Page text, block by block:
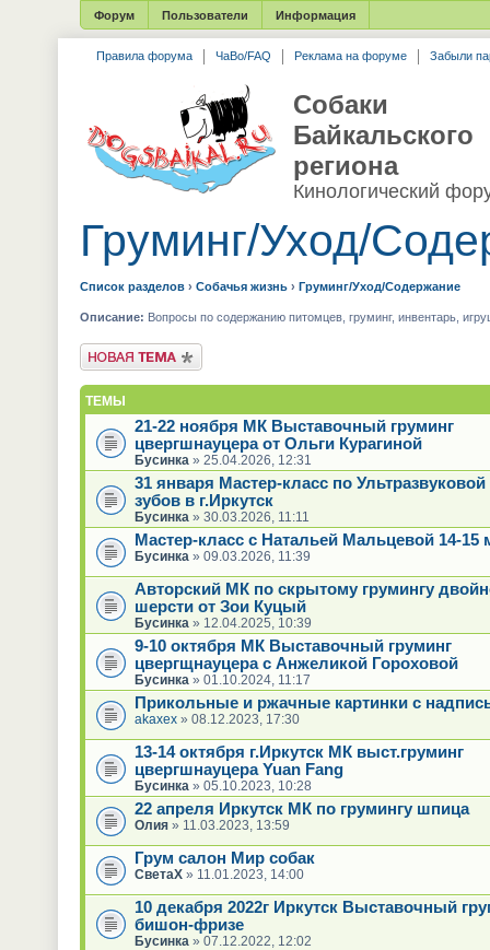
Форум Пользователи Информация
Правила форума ЧаВо/FAQ Реклама на форуме Забыли
Собаки
Байкальского
региона
Кинологический
Груминг/Уход/
Список разделов › Собачья жизнь › Груминг/Уход/Содержание
Описание: Вопросы по содержанию питомцев, груминг, инвентарь,
Новая тема
ТЕМЫ
21-22 ноября МК Выставочный груминг
цвергшнауцера от Ольги Курагиной
Бусинка » 25.04.2026, 12:31
31 января Мастер-класс по Ультразвуковой
зубов в г.Иркутск
Бусинка » 30.03.2026, 11:11
Мастер-класс с Натальей Мальцевой 14-15
Бусинка » 09.03.2026, 11:39
Авторский МК по скрытому грумингу
шерсти от Зои Куцый
Бусинка » 12.04.2025, 10:39
9-10 октября МК Выставочный груминг
цвергщнауцера с Анжеликой Гороховой
Бусинка » 01.10.2024, 11:17
Прикольные и ржачные картинки с
akaxex» 08.12.2023, 17:30
13-14 октября г.Иркутск МК выст.груминг
цвергшнауцера Yuan Fang
Бусинка » 05.10.2023, 10:28
22 апреля Иркутск МК по грумингу шпица
Олия» 11.03.2023, 13:59
Грум салон Мир собак
СветаХ» 11.01.2023, 14:00
10 декабря 2022г Иркутск Выставочный
бишон-фризе
Бусинка » 07.12.2022, 12:02